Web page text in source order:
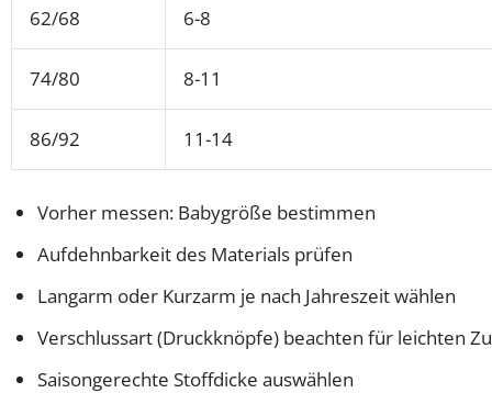
62/68 6-8
74/80 8-11
86/92 11-14
Vorher messen: Babygröße bestimmen
Aufdehnbarkeit des Materials prüfen
Langarm oder Kurzarm je nach Jahreszeit wählen
Verschlussart (Druckknöpfe) beachten für leichten
Saisongerechte Stoffdicke auswählen